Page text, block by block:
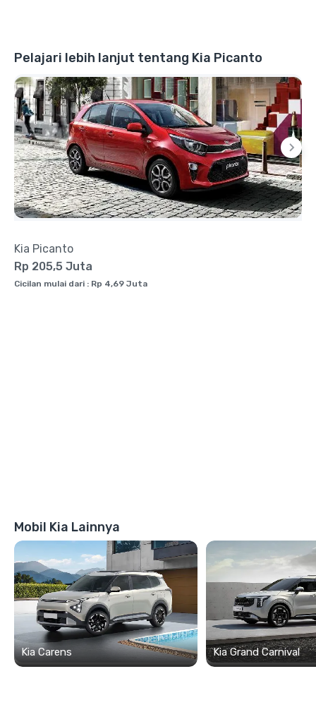
Pelajari lebih lanjut tentang Kia Picanto
Kia Picanto
Rp 205,5 Juta
Cicilan mulai dari : Rp 4,69 Juta
Mobil Kia Lainnya
Kia Carens Kia Grand Carnival